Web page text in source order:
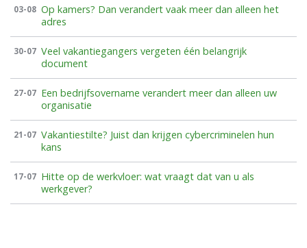
03-08 Op kamers? Dan verandert vaak meer dan alleen het
adres
30-07 Veel vakantiegangers vergeten één belangrijk
document
27-07 Een bedrijfsovername verandert meer dan alleen uw
organisatie
21-07 Vakantiestilte? Juist dan krijgen cybercriminelen hun
kans
17-07 Hitte op de werkvloer: wat vraagt dat van u als
werkgever?